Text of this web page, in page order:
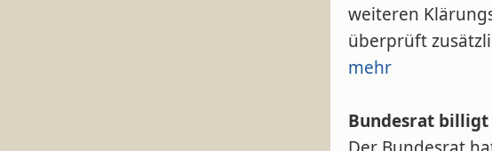
weiteren
überprüft
mehr
Bundesrat billigt